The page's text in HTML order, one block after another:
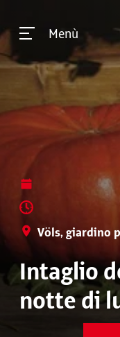
Menù
Völs, giardino
Intaglio
notte di